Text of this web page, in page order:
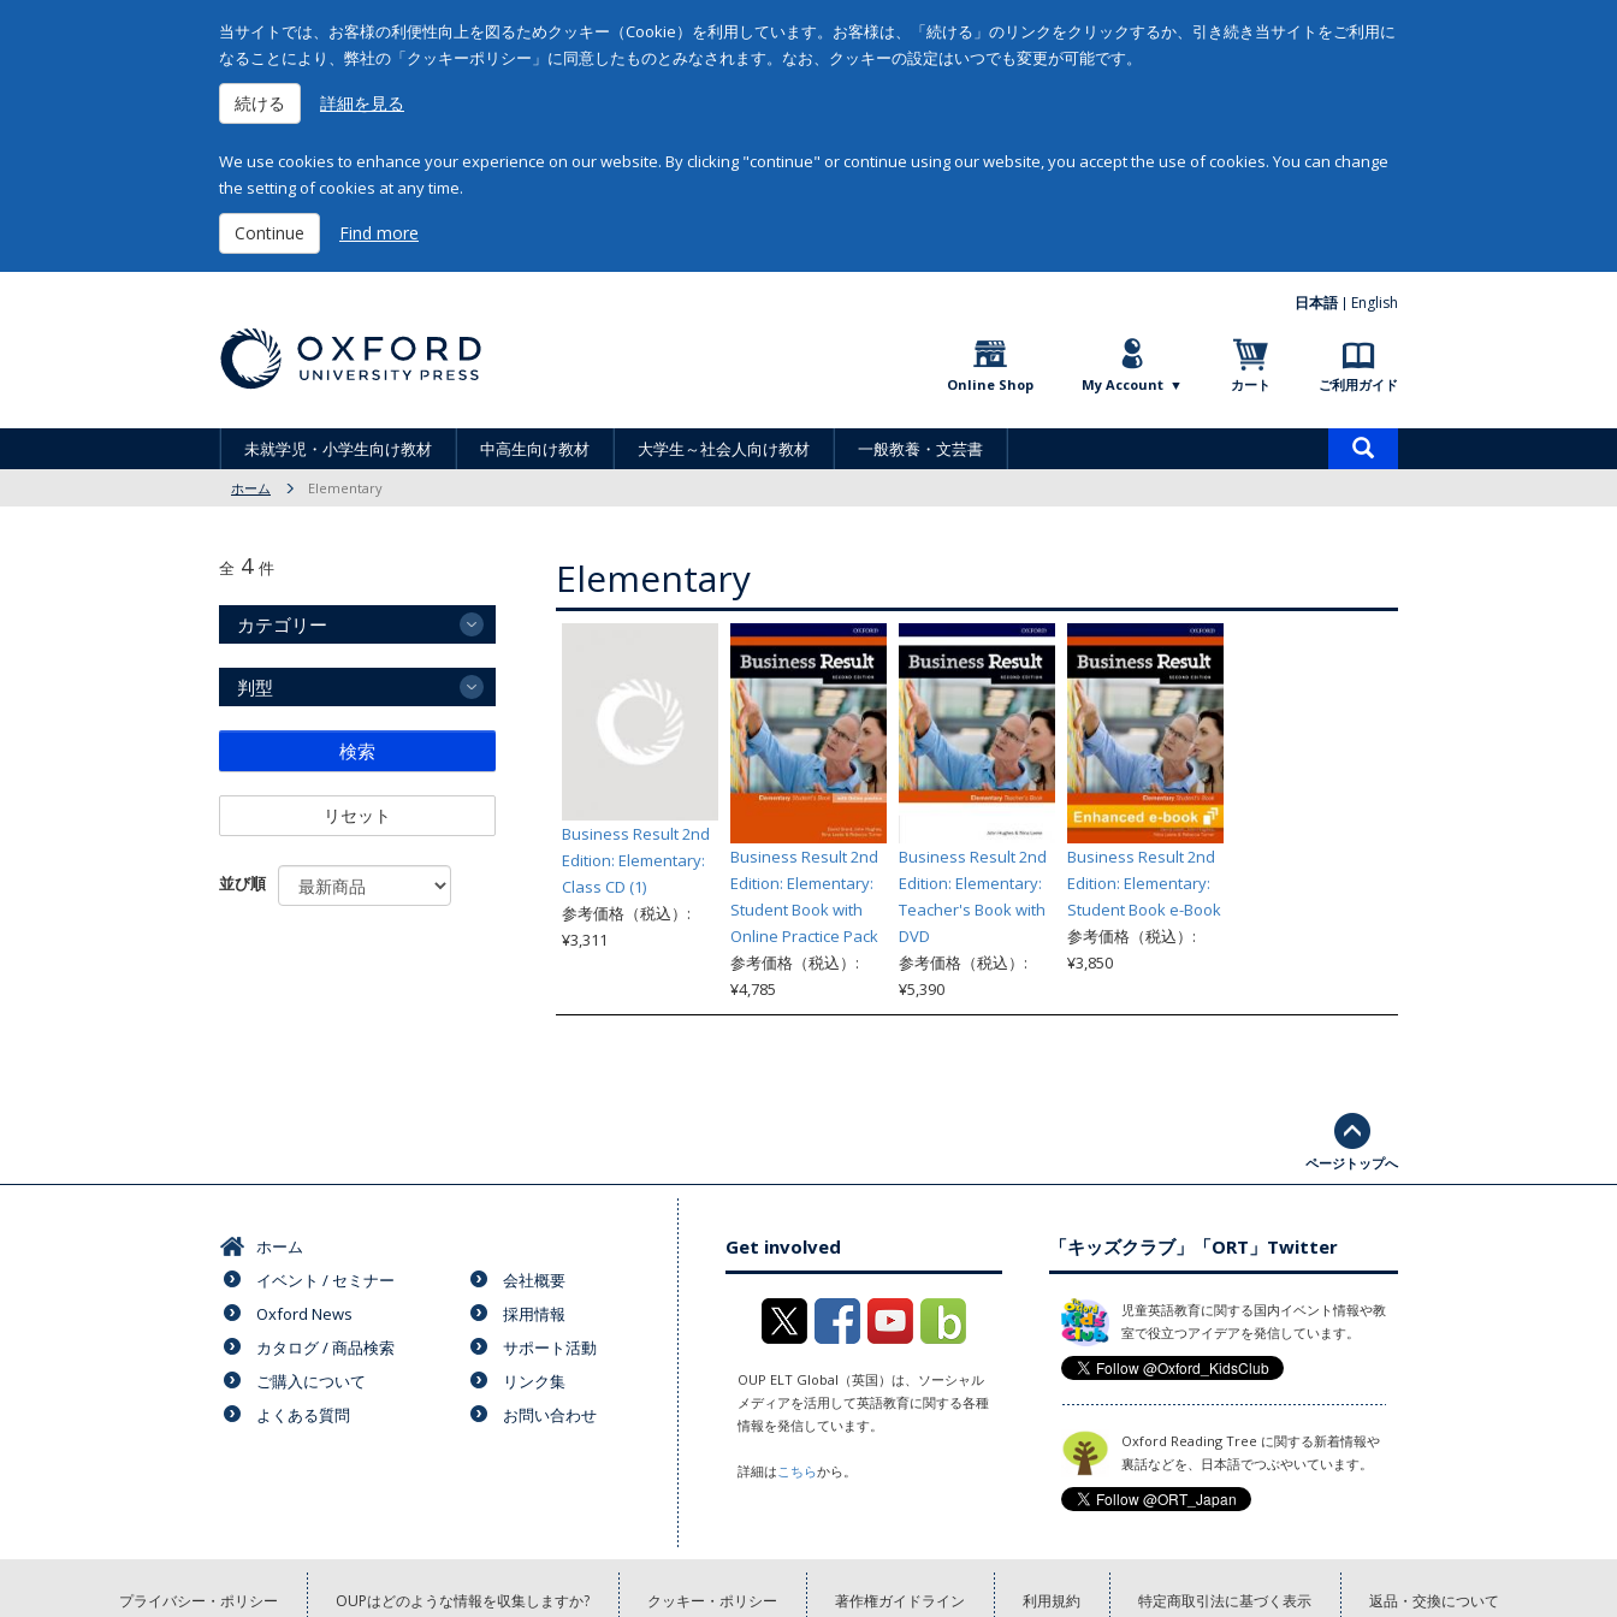
当サイトでは、お客様の利便性向上を図るためクッキー（Cookie）を利用しています。お客様は、「続ける」のリンクをクリックするか、引き続き当サイトをご利用に
なることにより、弊社の「クッキーポリシー」に同意したものとみなされます。なお、クッキーの設定はいつでも変更が可能です。
続ける 詳細を見る
We use cookies to enhance your experience on our website. By clicking "continue" or continue using our website, you accept the use of cookies. You can change
the setting of cookies at any time.
Continue Find more
日本語 English
Online Shop My Account カート ご利用ガイド
未就学児・小学生向け教材 中高生向け教材 大学生～社会人向け教材 一般教養・文芸書
ホーム Elementary
Elementary
Business Result 2nd
Edition: Elementary:
Class CD (1)
参考価格（税込）:
¥3,311
Business Result 2nd
Edition: Elementary:
Student Book with
Online Practice Pack
参考価格（税込）:
¥4,785
Business Result 2nd
Edition: Elementary:
Teacher's Book with
DVD
参考価格（税込）:
¥5,390
Business Result 2nd
Edition: Elementary:
Student Book e-Book
参考価格（税込）:
¥3,850
全 4 件
カテゴリー
判型
検索
リセット
並び順
ページトップへ
ホーム
イベント / セミナー
Oxford News
カタログ / 商品検索
ご購入について
よくある質問
会社概要
採用情報
サポート活動
リンク集
お問い合わせ
Get involved
OUP ELT Global（英国）は、ソーシャル
メディアを活用して英語教育に関する各種
情報を発信しています。
詳細はこちらから。
「キッズクラブ」「ORT」Twitter
児童英語教育に関する国内イベント情報や教
室で役立つアイデアを発信しています。
Oxford Reading Tree に関する新着情報や
裏話などを、日本語でつぶやいています。
プライバシー・ポリシー OUPはどのような情報を収集しますか? クッキー・ポリシー 著作権ガイドライン 利用規約 特定商取引法に基づく表示 返品・交換について